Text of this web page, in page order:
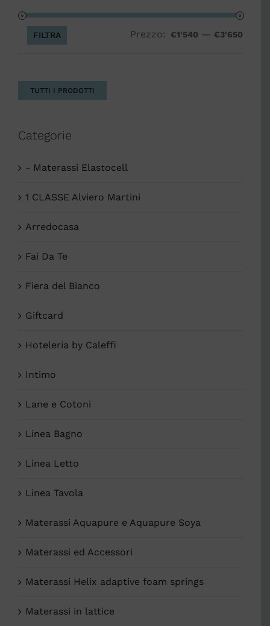
FILTRA Prezzo: €1'540 — €3'650
TUTTI I PRODOTTI
Categorie
- Materassi Elastocell
1 CLASSE Alviero Martini
Arredocasa
Fai Da Te
Fiera del Bianco
Giftcard
Hoteleria by Caleffi
Intimo
Lane e Cotoni
Linea Bagno
Linea Letto
Linea Tavola
Materassi Aquapure e Aquapure Soya
Materassi ed Accessori
Materassi Helix adaptive foam springs
Materassi in lattice